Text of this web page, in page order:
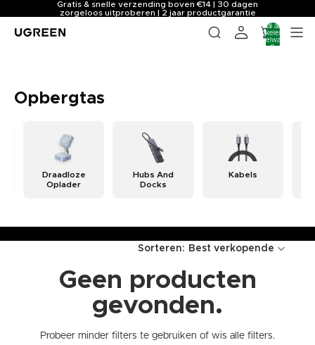
Gratis & snelle verzending boven €14 | 30 dagen
zorgeloos uitproberen | 2 jaar productgarantie
Totaal aantal
artikelen in
winkelwagen:
0
Opbergtas
Draadloze
Oplader
Hubs And
Docks
Kabels
Sorteren: Best verkopende
Geen producten
gevonden.
Probeer minder filters te gebruiken of wis alle filters.